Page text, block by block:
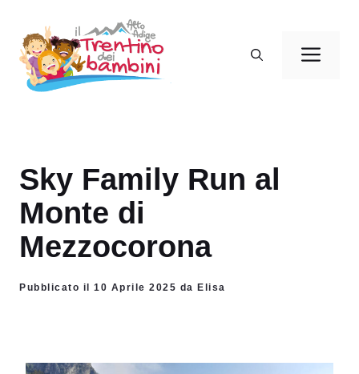
contenuto
Sky Family Run al
Monte di
Mezzocorona
Pubblicato il 10 Aprile 2025 da Elisa